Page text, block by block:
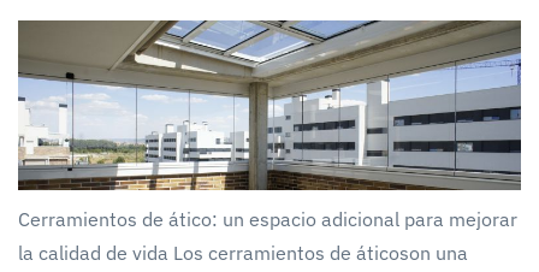
Cerramientos de ático: un espacio adicional para mejorar
la calidad de vida Los cerramientos de áticoson una